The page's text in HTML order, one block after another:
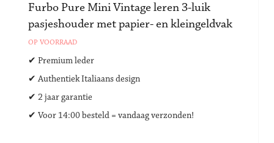
Ga
het
begin
afbeeldingen-
Furbo Pure Mini Vintage leren 3-luik
pasjeshouder met papier- en kleingeldvak
OP VOORRAAD
✔ Premium leder
✔ Authentiek Italiaans design
✔ 2 jaar garantie
✔ Voor 14:00 besteld = vandaag verzonden!